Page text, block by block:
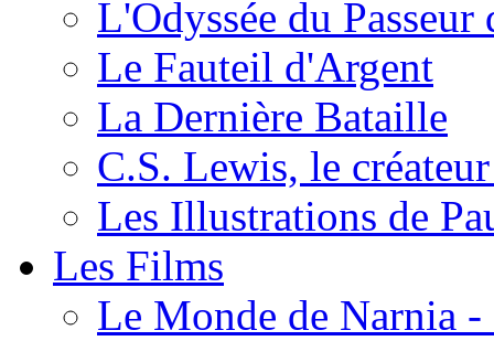
L'Odyssée du
Le Fauteil d'Argent
La Dernière Bataille
C.S. Lewis, le
Les Illustrations de
Les Films
Le Monde de Narnia